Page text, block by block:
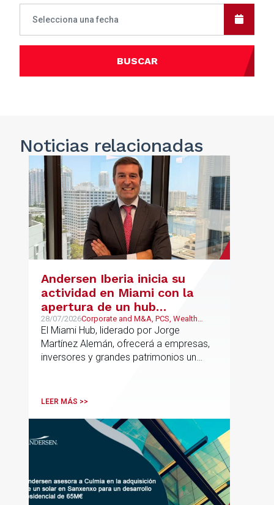
BUSCAR
Noticiasrelacionadas
Andersen Iberia inicia su
actividad en Miami con la
apertura de un hub
estratégico para reforzar el
asesoramiento fiscal, legal y
patrimonial conectando
Europa y Latinoamérica
28/07/2026Corporate and M&A, PCS, Wealth
Management & Family Business, Real
Estate
El Miami Hub, liderado por Jorge
Martínez Alemán, ofrecerá a empresas,
inversores y grandes patrimonios un
Latinoamérica y otros mercados
LEER MÁS >>